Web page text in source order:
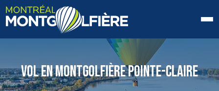
QUI SOMMES-NOUS
VOL EN MONTGOLFIÈRE POINTE-CLAIRE